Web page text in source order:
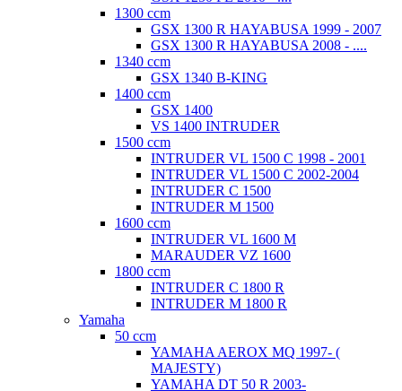
1300 ccm
GSX 1300 R HAYABUSA 1999 - 2007
GSX 1300 R HAYABUSA 2008 - ....
1340 ccm
GSX 1340 B-KING
1400 ccm
GSX 1400
VS 1400 INTRUDER
1500 ccm
INTRUDER VL 1500 C 1998 - 2001
INTRUDER VL 1500 C 2002-2004
INTRUDER C 1500
INTRUDER M 1500
1600 ccm
INTRUDER VL 1600 M
MARAUDER VZ 1600
1800 ccm
INTRUDER C 1800 R
INTRUDER M 1800 R
Yamaha
50 ccm
YAMAHA AEROX MQ 1997- (
MAJESTY)
YAMAHA DT 50 R 2003-